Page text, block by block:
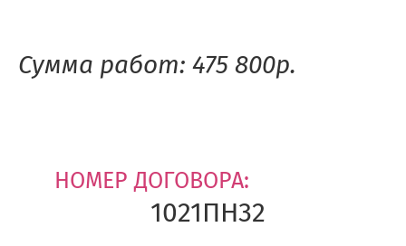
Сумма работ: 475 800р.
НОМЕР ДОГОВОРА:
1021ПН32